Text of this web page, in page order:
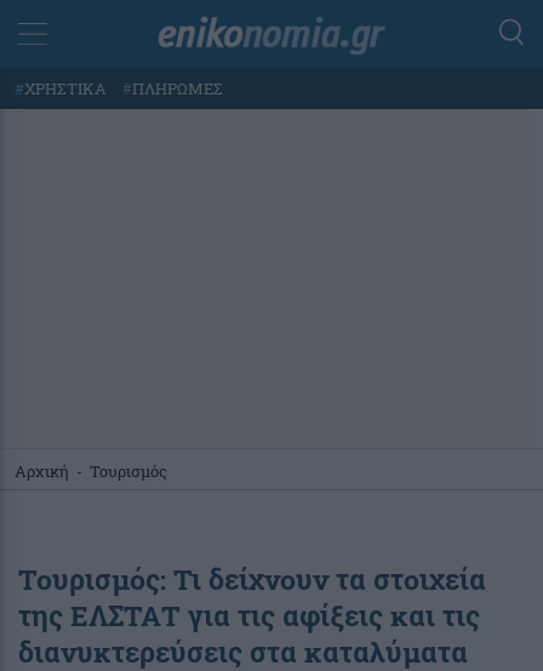
#ΧΡΗΣΤΙΚΑ #ΠΛΗΡΩΜΕΣ
Αρχική - Τουρισμός
Τουρισμός: Τι δείχνουν τα στοιχεία
της ΕΛΣΤΑΤ για τις αφίξεις και τις
διανυκτερεύσεις στα καταλύματα